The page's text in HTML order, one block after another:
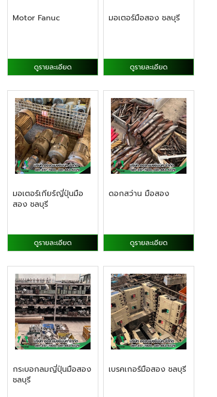
Motor Fanuc
ดูรายละเอียด
มอเตอร์มือสอง ชลบุรี
ดูรายละเอียด
มอเตอร์เกียร์ญี่ปุ่นมือ
สอง ชลบุรี
ดูรายละเอียด
ดอกสว่าน มือสอง
ดูรายละเอียด
กระบอกลมญี่ปุ่นมือสอง
ชลบุรี
เบรคเกอร์มือสอง ชลบุรี